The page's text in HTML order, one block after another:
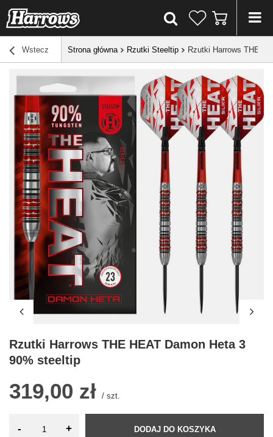
Wstecz Strona główna Rzutki Steeltip Rzutki Harrows THE
Rzutki Harrows THE HEAT Damon Heta 3
90% steeltip
319,00 zł / szt.
- + DODAJ DO KOSZYKA